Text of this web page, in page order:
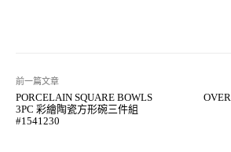
前一篇文章
PORCELAIN SQUARE BOWLS
3PC 彩繪陶瓷方形碗三件組
#1541230